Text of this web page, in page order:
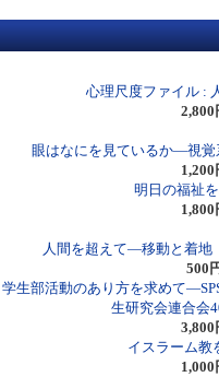
心理尺度ファイル :
2,800
眼はなにを見ているか―視
1,200
明日の福祉
1,800
人間を超えて―移動と着
500
学生部活動のあり方を求めて
生研究会連合会
3,800
イスラーム教
1,000